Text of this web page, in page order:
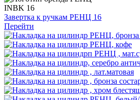
INBK 16
Завертка к ручкам РЕНЦ 16
Перейти